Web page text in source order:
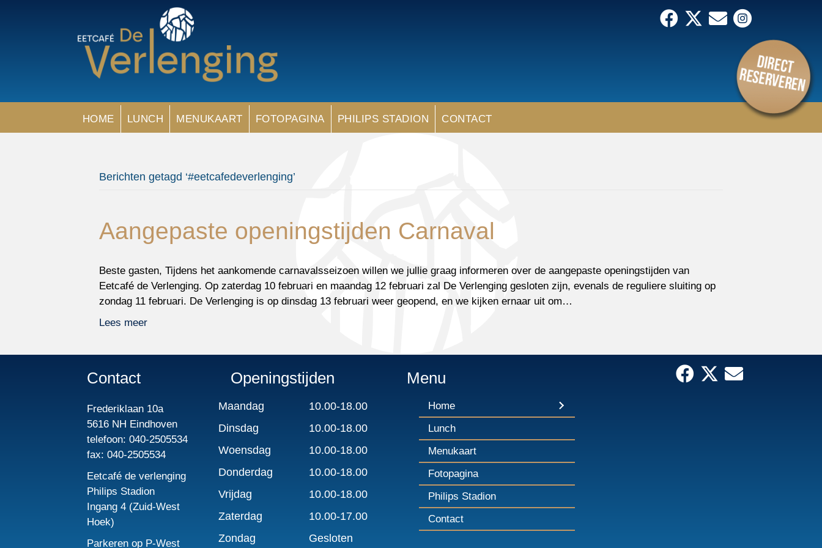
HOME LUNCH MENUKAART FOTOPAGINA PHILIPS STADION CONTACT
Berichten getagd ‘#eetcafedeverlenging’
Aangepaste openingstijden Carnaval
Beste gasten, Tijdens het aankomende carnavalsseizoen willen we jullie graag informeren over de aangepaste openingstijden van
Eetcafé de Verlenging. Op zaterdag 10 februari en maandag 12 februari zal De Verlenging gesloten zijn, evenals de reguliere sluiting op
zondag 11 februari. De Verlenging is op dinsdag 13 februari weer geopend, en we kijken ernaar uit om…
Lees meer
Contact
Frederiklaan 10a
5616 NH Eindhoven
telefoon: 040-2505534
fax: 040-2505534
Eetcafé de verlenging
Philips Stadion
Ingang 4 (Zuid-West
Hoek)
Parkeren op P-West
Openingstijden
Maandag
10.00-18.00
Dinsdag
10.00-18.00
Woensdag
10.00-18.00
Donderdag
10.00-18.00
Vrijdag
10.00-18.00
Zaterdag
10.00-17.00
Zondag
Gesloten
Menu
Home
Lunch
Menukaart
Fotopagina
Philips Stadion
Contact